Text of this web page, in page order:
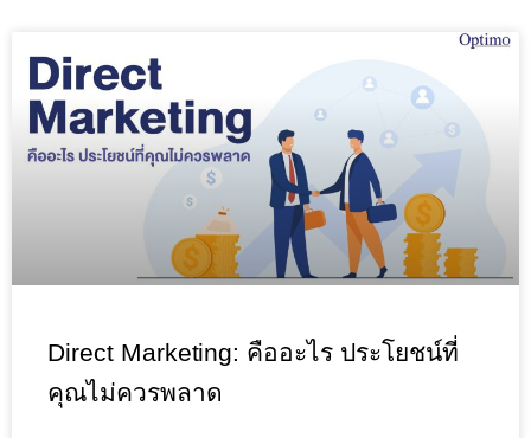
Direct Marketing: คืออะไร ประโยชน์ที่
คุณไม่ควรพลาด